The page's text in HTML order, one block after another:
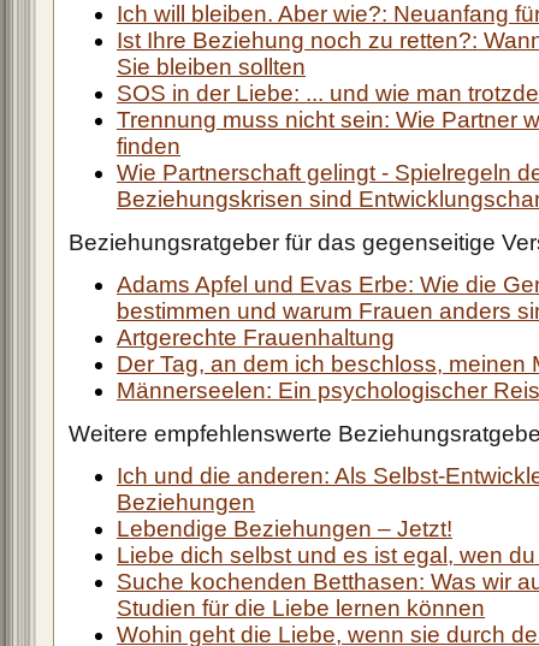
Ich will bleiben. Aber wie?: Neuanfang
Ist Ihre Beziehung noch zu retten?:
Sie bleiben sollten
SOS in der Liebe: ... und wie man
Trennung muss nicht sein: Wie Partner
finden
Wie Partnerschaft gelingt - Spielregeln
Beziehungskrisen sind
Beziehungsratgeber für das gegenseitige
Adams Apfel und Evas Erbe: Wie die
bestimmen und warum Frauen anders
Artgerechte Frauenhaltung
Der Tag, an dem ich beschloss, meinen
Männerseelen: Ein psychologischer
Weitere empfehlenswerte
Ich und die anderen: Als Selbst-
Beziehungen
Lebendige Beziehungen – Jetzt!
Liebe dich selbst und es ist egal, wen
Suche kochenden Betthasen: Was wir
Studien für die Liebe lernen können
Wohin geht die Liebe, wenn sie durch